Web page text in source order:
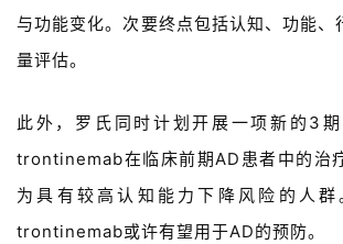
药
时
苑
A
与功能变化。次要终点包括认知、功能、
量评估。
此外 ， 罗氏同时计划开展一项新的3
trontinemab在临床前期AD 患者中的治
为具有较高认知能力下降风险的人群
trontinemab或许有望用于AD的预防。